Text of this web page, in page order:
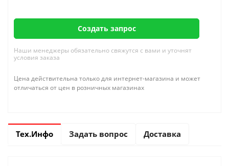
Создать запрос
Наши менеджеры обязательно свяжутся с вами и уточнят
условия заказа
Цена действительна только для интернет-магазина и может
отличаться от цен в розничных магазинах
Тех.Инфо Задать вопрос Доставка